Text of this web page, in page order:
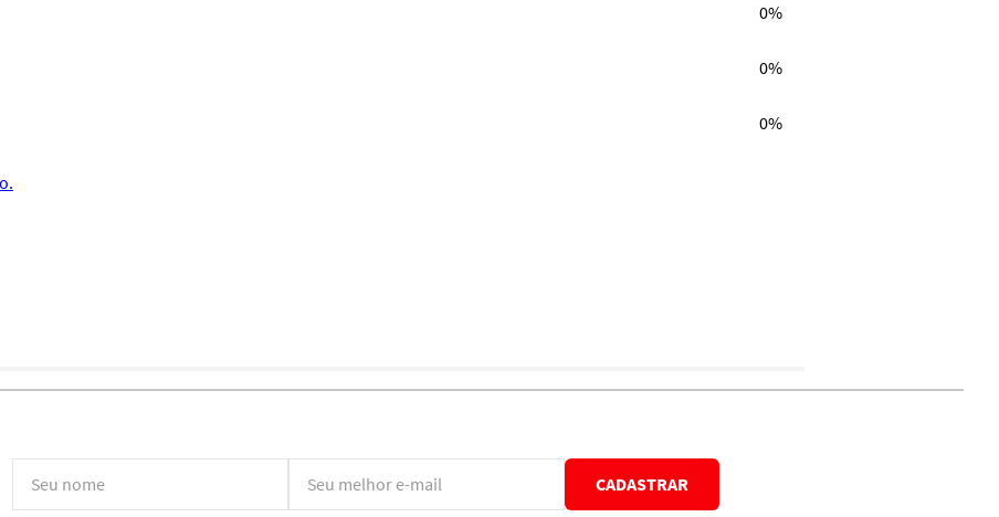
0%
0%
0%
CADASTRAR